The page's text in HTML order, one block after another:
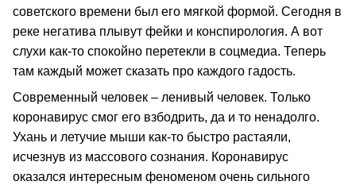
советского времени был его мягкой формой. Сегодня в
реке негатива плывут фейки и конспирология. А вот
слухи как-то спокойно перетекли в соцмедиа. Теперь
там каждый может сказать про каждого гадость.
Современный человек – ленивый человек. Только
коронавирус смог его взбодрить, да и то ненадолго.
Ухань и летучие мыши как-то быстро растаяли,
исчезнув из массового сознания. Коронавирус
оказался интересным феноменом очень сильного